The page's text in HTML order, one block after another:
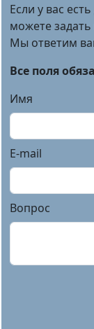
Имя
E-mail
Вопрос
Если у вас
можете
Мы ответим
Все поля